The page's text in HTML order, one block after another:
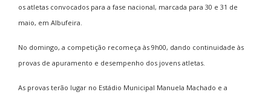
os atletas convocados para a fase nacional, marcada para 30 e 31 de
maio, em Albufeira.
No domingo, a competição recomeça às 9h00, dando continuidade às
provas de apuramento e desempenho dos jovens atletas.
As provas terão lugar no Estádio Municipal Manuela Machado e a